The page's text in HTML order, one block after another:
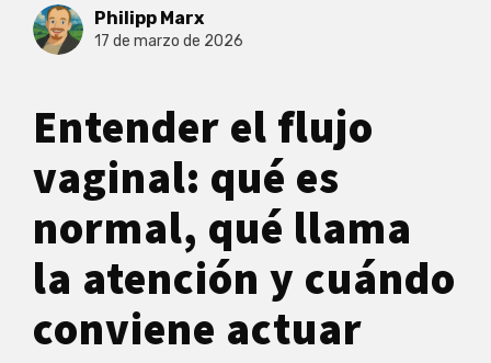
Philipp Marx
17 de marzo de 2026
Entender el flujo
vaginal: qué es
normal, qué llama
la atención y cuándo
conviene actuar